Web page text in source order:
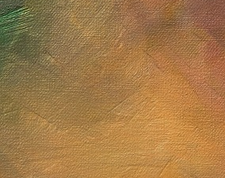
Cúmulo globular M13